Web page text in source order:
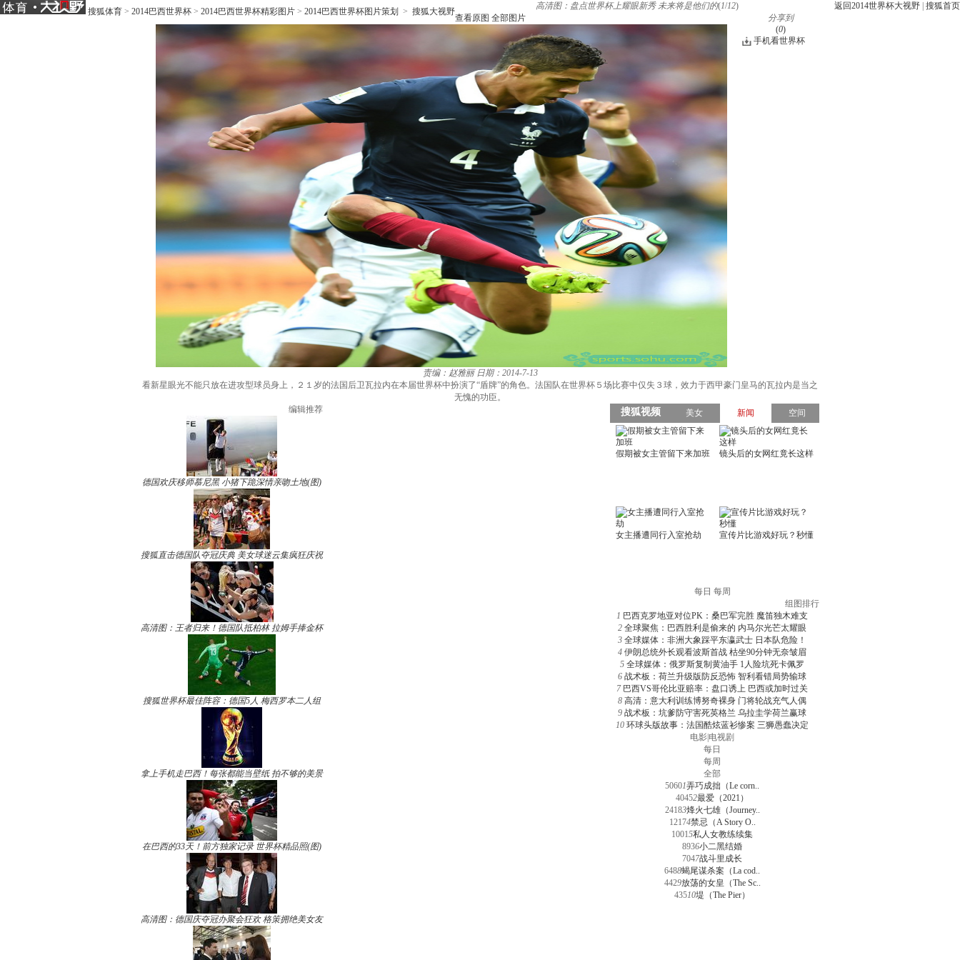
搜狐体育 > 2014巴西世界杯 > 2014巴西世界杯精彩图片 > 2014巴西世界杯图片策划 > 搜狐大视野
返回2014世界杯大视野 搜狐首页
高清图：盘点世界杯上耀眼新秀 未来将是他们的(1/12)
查看原图 全部图片
分享到
(0)
手机看世界杯
责编：赵雅丽 日期：2014-7-13
看新星眼光不能只放在进攻型球员身上，２１岁的法国后卫瓦拉内在本届世界杯中扮演了“盾牌”的角色。法国队在世界杯５场比赛中仅失３球，效力于西甲豪门皇马的瓦拉内是当之
无愧的功臣。
编辑推荐
德国欢庆移师慕尼黑 小猪下跪深情亲吻土地(图)
搜狐直击德国队夺冠庆典 美女球迷云集疯狂庆祝
高清图：王者归来！德国队抵柏林 拉姆手捧金杯
搜狐世界杯最佳阵容：德国5人 梅西罗本二人组
拿上手机走巴西！每张都能当壁纸 拍不够的美景
在巴西的33天！前方独家记录 世界杯精品照(图)
高清图：德国庆夺冠办聚会狂欢 格策拥绝美女友
每日 每周
组图排行
1 巴西克罗地亚对位PK：桑巴军完胜 魔笛独木难支
2 全球聚焦：巴西胜利是偷来的 内马尔光芒太耀眼
3 全球媒体：非洲大象踩平东瀛武士 日本队危险！
4 伊朗总统外长观看波斯首战 枯坐90分钟无奈皱眉
5 全球媒体：俄罗斯复制黄油手 1人险坑死卡佩罗
6 战术板：荷兰升级版防反恐怖 智利看错局势输球
7 巴西VS哥伦比亚赔率：盘口诱上 巴西或加时过关
8 高清：意大利训练博努奇裸身 门将轮战充气人偶
9 战术板：坑爹防守害死英格兰 乌拉圭学荷兰赢球
10 环球头版故事：法国酷炫蓝衫惨案 三狮愚蠢决定
电影 电视剧
每日
每周
全部
50601弄巧成拙（Le corn..
40452最爱（2021）
24183烽火七雄（Journey..
12174禁忌（A Story O..
10015私人女教练续集
8936小二黑结婚
7047战斗里成长
6488蝎尾谋杀案（La cod..
4429放荡的女皇（The Sc..
43510堤（The Pier）